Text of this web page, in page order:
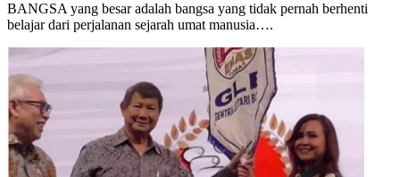
BANGSA yang besar adalah bangsa yang tidak pernah berhenti
belajar dari perjalanan sejarah umat manusia….